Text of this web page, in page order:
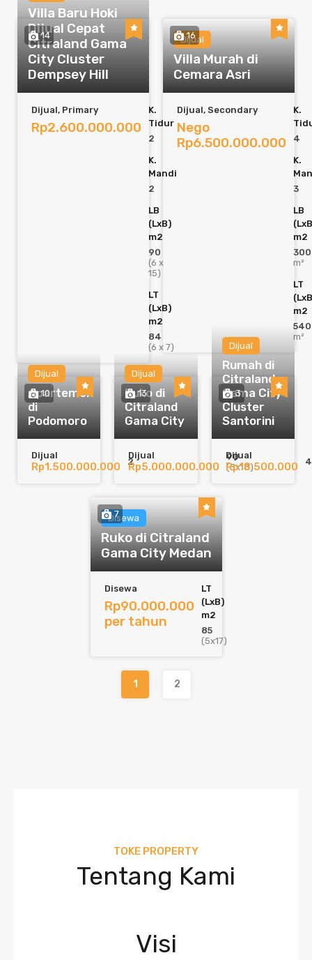
14
Villa Baru Hoki
Dijual Cepat
Citraland Gama
City Cluster
Dempsey Hill
Dijual, Primary
Rp2.600.000.000
K.
Tidur
2
K.
Mandi
2
LB
(LxB)
m2
90
(6 x
15)
LT
(LxB)
m2
84
(6 x 7)
16
Dijual
Villa Murah di
Cemara Asri
Dijual, Secondary
Nego
Rp6.500.000.000
K.
4
K.
3
LB
m2
300
m²
LT
m2
540
m²
10
Dijual
Apartemen
di
Podomoro
Dijual
Rp1.500.000.000 2
13
Dijual
Ruko di
Citraland
Gama City
Dijual
Rp5.000.000.000
90
(5x18)
3
Dijual
Rumah di
Citraland
Gama City
Cluster
Santorini
Dijual
Rp18.500.000
7
Disewa
Ruko di Citraland
Gama City Medan
Disewa
Rp90.000.000
per tahun
LT
(LxB)
m2
85
(5x17)
1 2
TOKE PROPERTY
Tentang Kami
Visi